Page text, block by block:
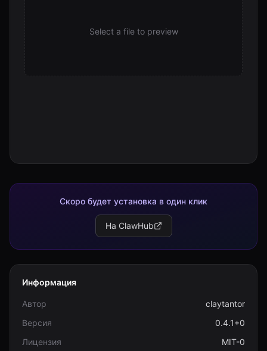
5.2 KB
Select a file to preview
Скоро будет установка в один клик
На ClawHub
Информация
Автор
claytantor
Версия
0.4.1+0
Лицензия
MIT-0